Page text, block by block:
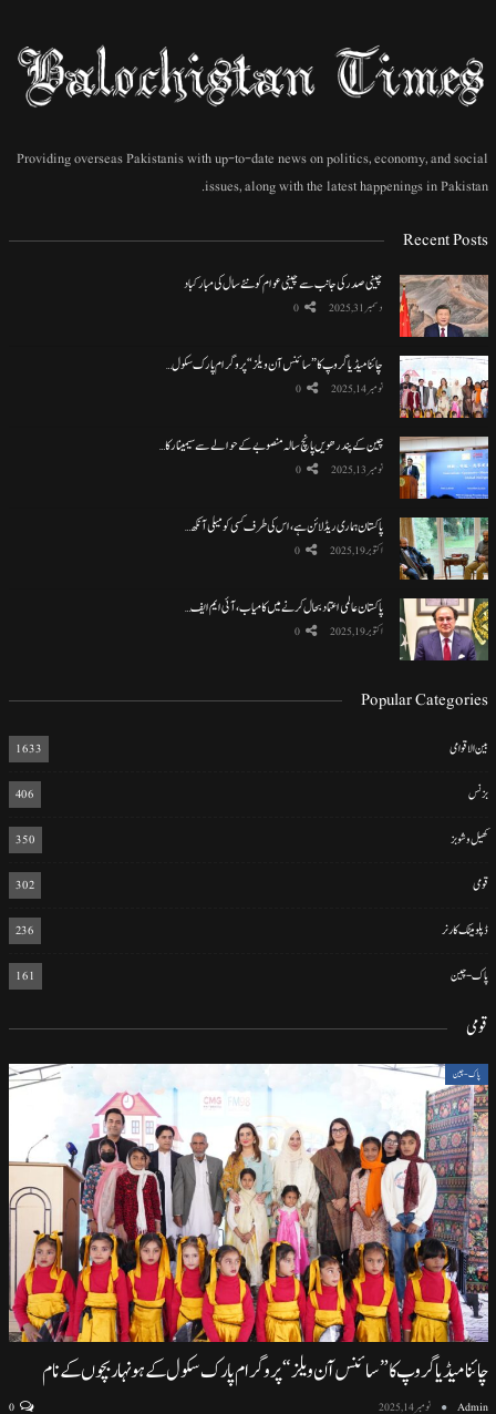
Providing overseas Pakistanis with up-to-date news on politics, economy, and social
issues, along with the latest happenings in Pakistan.
Recent Posts
چینی صدر کی جانب سے چینی عوام کو نئے سال کی مبارکباد
دسمبر 31, 2025 0
چائنا میڈیا گروپ کا ”سائنس آن ویلز“ پروگرام پارک سکول…
نومبر 14, 2025 0
چین کے پندرھویں پانچ سالہ منصوبے کے حوالے سے سیمینار کا…
نومبر 13, 2025 0
پاکستان ہماری ریڈ لائن ہے، اس کی طرف کسی کو میلی آنکھ…
اکتوبر 19, 2025 0
پاکستان عالمی اعتماد بحال کرنے میں کامیاب، آئی ایم ایف…
اکتوبر 19, 2025 0
Popular Categories
بین الاقوامی 1633
بزنس 406
کھیل و شوبز 350
قومی 302
ڈپلومیٹک کارنر 236
پاک-چین 161
قومی
پاک-چین
چائنا میڈیا گروپ کا ”سائنس آن ویلز“ پروگرام پارک سکول کے ہونہار بچوں کے نام
Admin نومبر 14, 2025 0